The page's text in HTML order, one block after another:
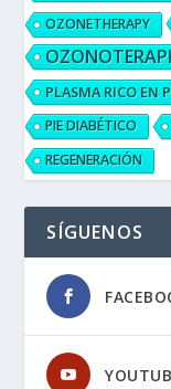
OZONETHERAPY
PLASMA RICO EN
PIE DIABÉTICO
REGENERACIÓN
SÍGUENOS